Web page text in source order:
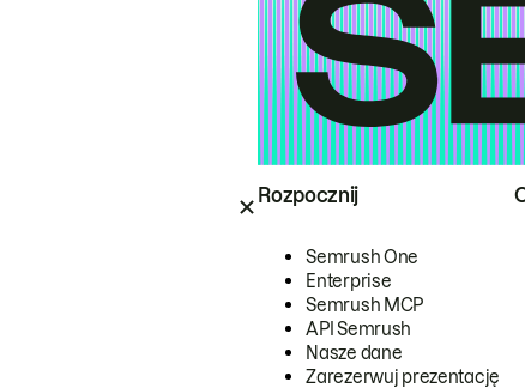
Rozpocznij
Semrush One
Enterprise
Semrush MCP
API Semrush
Nasze dane
Zarezerwuj prezentację